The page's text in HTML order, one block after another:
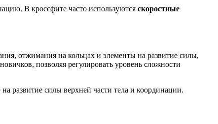
В кроссфите часто используются скоростные
отжимания на кольцах и элементы на развитие силы,
позволяя регулировать уровень сложности
развитие силы верхней части тела и координации.